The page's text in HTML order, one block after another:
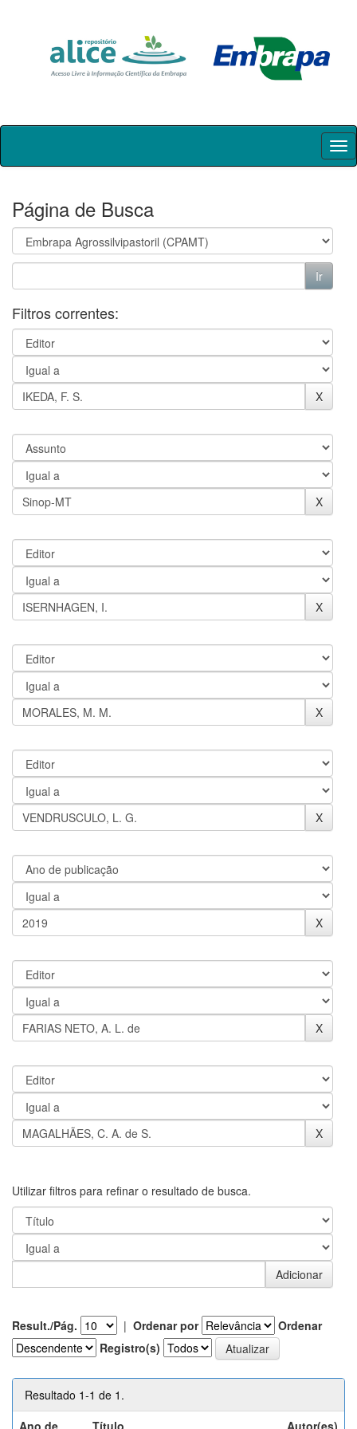
Skip
Página de Busca
Filtros correntes:
Utilizar filtros para refinar o resultado de busca.
Result./Pág. | Ordenar por
Ordenar
Registro(s)
Resultado 1-1 de 1.
Ano de
Título Autor(es)